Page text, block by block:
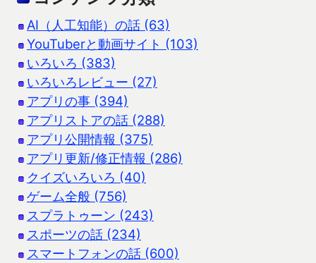
AI（人工知能）の話 (63)
YouTuberと動画サイト (103)
いろいろ (383)
いろいろレビュー (27)
アプリの事 (394)
アプリストアの話 (288)
アプリ公開情報 (375)
アプリ更新/修正情報 (286)
クイズいろいろ (40)
ゲーム全般 (756)
スプラトゥーン (243)
スポーツの話 (234)
スマートフォンの話 (600)